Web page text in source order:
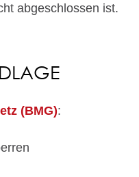
abgeschlossen ist.
(BMG):